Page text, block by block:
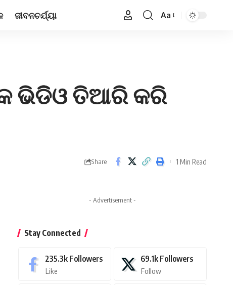
ଜୀବନଚର୍ଯ୍ୟା
Font
Aa
ଭିଡିିଓ ତିଆରି କରି
Share 1 Min Read
- Advertisement -
Stay Connected
235.3k Followers
Like
69.1k Followers
Follow